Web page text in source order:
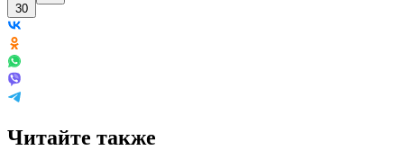
30
Читайте также